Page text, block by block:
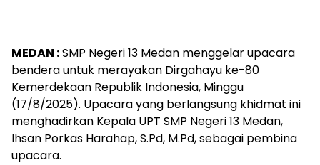
MEDAN :SMP Negeri 13 Medan menggelar upacara
bendera untuk merayakan Dirgahayu ke-80
Kemerdekaan Republik Indonesia, Minggu
(17/8/2025). Upacara yang berlangsung khidmat ini
menghadirkan Kepala UPT SMP Negeri 13 Medan,
Ihsan Porkas Harahap, S.Pd, M.Pd, sebagai pembina
upacara.